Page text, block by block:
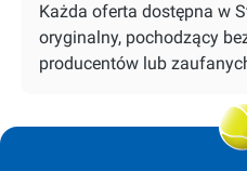
Każda oferta dostępna w
oryginalny, pochodzący
producentów lub